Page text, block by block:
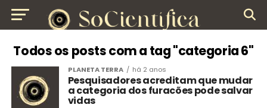
Todos os posts com a tag "categoria 6"
PLANETA TERRA há 2 anos
Pesquisadores acreditam que mudar
a categoria dos furacões pode salvar
vidas